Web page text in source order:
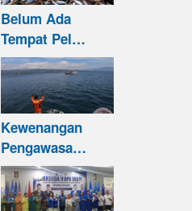
Belum Ada
Tempat Pel…
Kewenangan
Pengawasa…